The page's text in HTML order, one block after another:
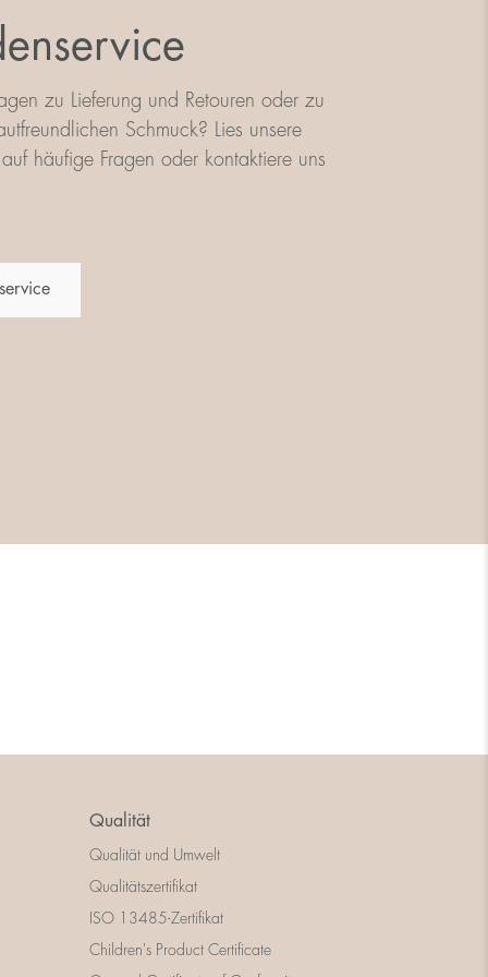
zu Lieferung und Retouren oder zu
Schmuck? Lies unsere
häufige Fragen oder kontaktiere uns
Qualität
Qualität und Umwelt
Qualitätszertifikat
ISO 13485-Zertifikat
Children's Product Certificate